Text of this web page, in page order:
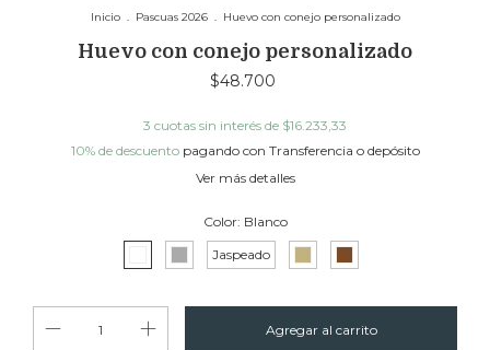
Inicio . Pascuas 2026 . Huevo con conejo personalizado
Huevo con conejo personalizado
$48.700
3 cuotas sin interés de $16.233,33
10% de descuentopagando con Transferencia o depósito
Ver más detalles
Color: Blanco
Jaspeado